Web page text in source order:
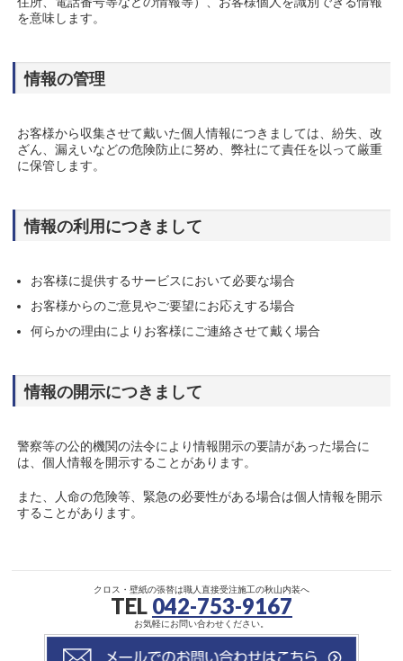
を意味します。
情報の管理
お客様から収集させて戴いた個人情報につきましては、紛失、改
ざん、漏えいなどの危険防止に努め、弊社にて責任を以って厳重
に保管します。
情報の利用につきまして
お客様に提供するサービスにおいて必要な場合
お客様からのご意見やご要望にお応えする場合
何らかの理由によりお客様にご連絡させて戴く場合
情報の開示につきまして
警察等の公的機関の法令により情報開示の要請があった場合に
は、個人情報を開示することがあります。
また、人命の危険等、緊急の必要性がある場合は個人情報を開示
することがあります。
クロス・壁紙の張替は職人直接受注施工の秋山内装へ
TEL 042-753-9167
お気軽にお問い合わせください。